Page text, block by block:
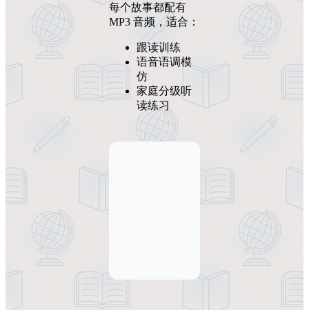
每个故事都配有
MP3 音频，适合：
跟读训练
语音语调模
仿
家庭分级听
读练习